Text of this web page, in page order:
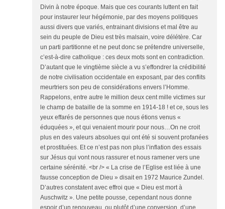
Divin à notre époque. Mais que ces courants luttent en fait
pour instaurer leur hégémonie, par des moyens politiques
aussi divers que variés, entrainant divisions et mal être au
sein du peuple de Dieu est très malsain, voire délétère. Car
un parti partitionne et ne peut donc se prétendre universelle,
c’est-à-dire catholique : ces deux mots sont en contradiction.
D’autant que le vingtième siècle a vu s’effondrer la crédibilité
de notre civilisation occidentale en exposant, par des conflits
meurtriers son peu de considérations envers l’Homme.
Rappelons, entre autre le million deux cent mille victimes sur
le champ de bataille de la somme en 1914-18 ! et ce, sous les
yeux effarés de personnes que nous étions venus «
éduquées », et qui venaient mourir pour nous…On ne croit
plus en des valeurs absolues qui ont été si souvent profanées
et prostituées. Et ce n’est pas non plus l’inflation des essais
sur Jésus qui vont nous rassurer et nous ramener vers une
certaine sérénité. <br /> « La crise de l’Eglise est liée à une
fausse conception de Dieu » disait en 1972 Maurice Zundel.
D’autres constatent avec effroi que « Dieu est mort à
Auschwitz ». Une petite pousse, cependant nous donne
espoir d’un renouveau, ou plutôt d’une conversion, d’une